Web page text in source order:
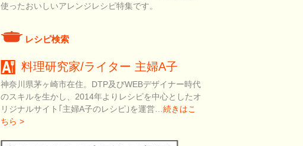
使ったおいしいアレンジレシピ特集です。
レシピ検索
料理研究家/ライター 主婦A子
神奈川県茅ヶ崎市在住。DTP及びWEBデザイナー時代
のスキルを生かし、2014年よりレシピを中心としたオ
リジナルサイト｢主婦A子のレシピ｣を運営… 続きはこ
ちら >